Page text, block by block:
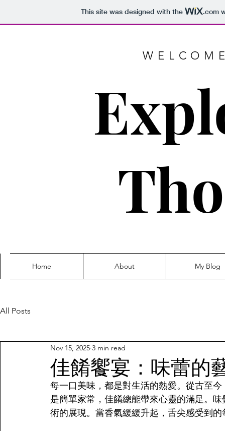
This site was designed with the .com
Home About My Blog
All Posts
佳餚饗宴：味蕾的
Nov 15, 2025 3 min read
每一口美味，都是對生活的熱愛。從古至
是簡單家常，佳餚總能帶來心靈的滿足。
術的展現。當香氣緩緩升起，舌尖感受到